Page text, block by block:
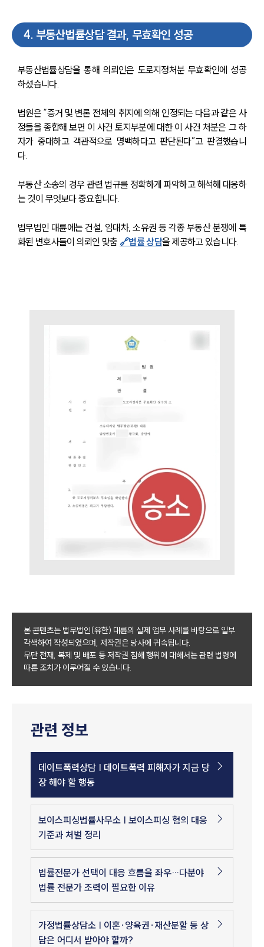
고객후기
구성원 소개
법률상담전문변호사
소식/자료
공지사항
법률 블로그
법률서식
대륜법률상담예약
4. 부동산법률상담 결과, 무효확인 성공
부동산법률상담을 통해 의뢰인은 도로지정처분 무효확인에 성공
하셨습니다.
법원은 “증거 및 변론 전체의 취지에 의해 인정되는 다음과 같은 사
정들을 종합해 보면 이 사건 토지부분에 대한 이 사건 처분은 그 하
자가 중대하고 객관적으로 명백하다고 판단된다”고 판결했습니
다.
부동산 소송의 경우 관련 법규를 정확하게 파악하고 해석해 대응하
는 것이 무엇보다 중요합니다.
법무법인 대륜에는 건설, 임대차, 소유권 등 각종 부동산 분쟁에 특
화된 변호사들이 의뢰인 맞춤 🔗법률 상담을 제공하고 있습니다.
본 콘텐츠는 법무법인(유한) 대륜의 실제 업무 사례를 바탕으로 일부
각색하여 작성되었으며, 저작권은 당사에 귀속됩니다.
무단 전재, 복제 및 배포 등 저작권 침해 행위에 대해서는 관련 법령에
따른 조치가 이루어질 수 있습니다.
관련 정보
데이트폭력상담 | 데이트폭력 피해자가 지금 당
장 해야 할 행동
보이스피싱법률사무소 | 보이스피싱 혐의 대응
기준과 처벌 정리
법률전문가 선택이 대응 흐름을 좌우…다분야
법률 전문가 조력이 필요한 이유
가정법률상담소 | 이혼·양육권·재산분할 등 상
담은 어디서 받아야 할까?